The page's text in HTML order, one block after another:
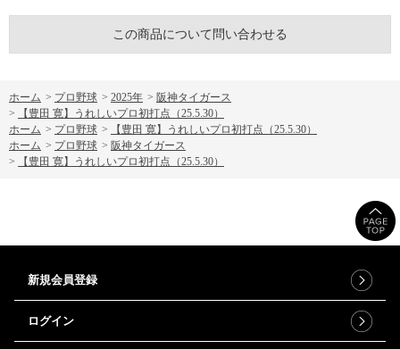
この商品について問い合わせる
ホーム > プロ野球 > 2025年 > 阪神タイガース
>
【豊田 寛】うれしいプロ初打点（25.5.30）
ホーム > プロ野球 >
【豊田 寛】うれしいプロ初打点（25.5.30）
ホーム > プロ野球 > 阪神タイガース
>
【豊田 寛】うれしいプロ初打点（25.5.30）
新規会員登録
ログイン